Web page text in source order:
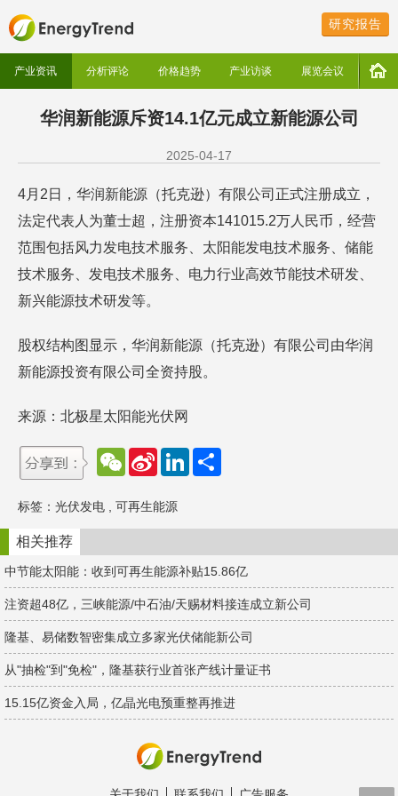
研究报告
产业资讯 分析评论 价格趋势 产业访谈 展览会议
华润新能源斥资14.1亿元成立新能源公司
2025-04-17
4月2日，华润新能源（托克逊）有限公司正式注册成立，
法定代表人为董士超，注册资本141015.2万人民币，经营
范围包括风力发电技术服务、太阳能发电技术服务、储能
技术服务、发电技术服务、电力行业高效节能技术研发、
新兴能源技术研发等。
股权结构图显示，华润新能源（托克逊）有限公司由华润
新能源投资有限公司全资持股。
来源：北极星太阳能光伏网
W
e
a
t
S
a
W
e
b
o
L
d
n
标签： 光伏发电 可再生能源
相关推荐
中节能太阳能：收到可再生能源补贴15.86亿
注资超48亿，三峡能源/中石油/天赐材料接连成立新公司
隆基、易储数智密集成立多家光伏储能新公司
从"抽检"到"免检"，隆基获行业首张产线计量证书
15.15亿资金入局，亿晶光电预重整再推进